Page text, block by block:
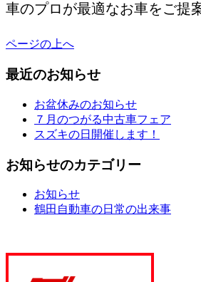
車のプロが最適なお車をご提
ページの上へ
最近のお知らせ
お盆休みのお知らせ
７月のつがる中古車フェア
スズキの日開催します！
お知らせのカテゴリー
お知らせ
鶴田自動車の日常の出来事